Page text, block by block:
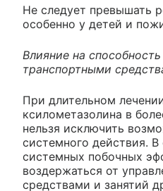
Не следует превышать
особенно у детей и
Влияние на
транспортными
При длительном
ксилометазолина в
нельзя исключить
системного действия. В
системных побочных
воздержаться от
средствами и занятий